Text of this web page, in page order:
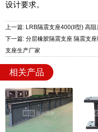
设计要求。
上一篇: LRB隔震支座400(II型) 高
下一篇: 分层橡胶隔震支座 隔震支
支座生产厂家
相关产品